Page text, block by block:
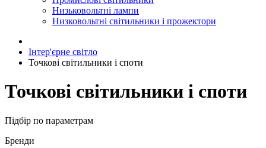
Низьковольтні лампи
Низковольтні світильники і прожектори
Інтер'єрне світло
Точкові світильники і споти
Точкові світильники і споти
Підбір по параметрам
Бренди